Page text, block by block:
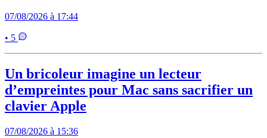
07/08/2026 à 17:44
• 5
Un bricoleur imagine un lecteur
d’empreintes pour Mac sans sacrifier un
clavier Apple
07/08/2026 à 15:36